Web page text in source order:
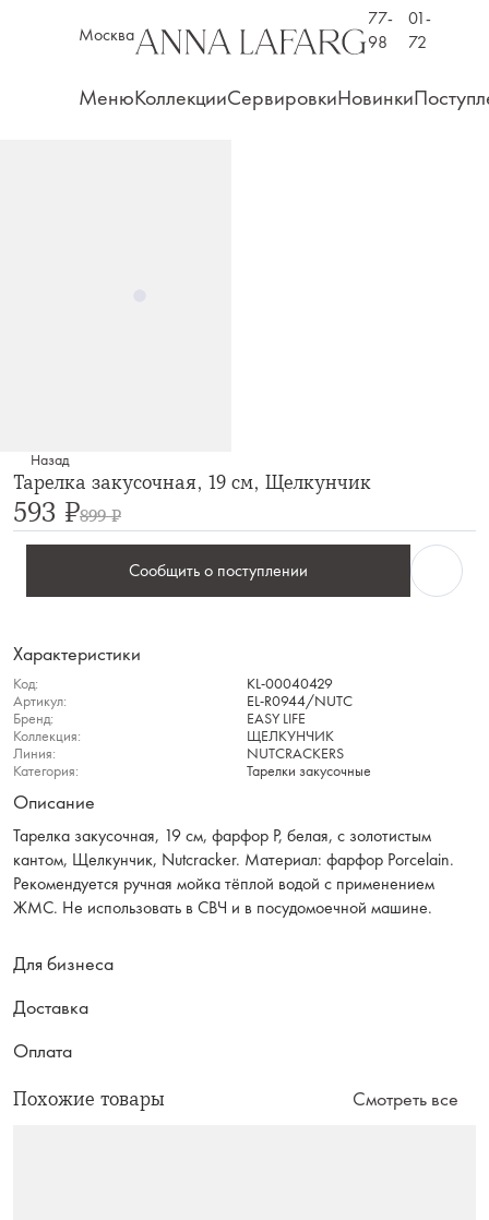
Москва
77-
98
01-
72
МенюКоллекцииСервировкиНовинки
Назад
Тарелка закусочная, 19 см, Щелкунчик
593 ₽899 ₽
Сообщить о поступлении
Характеристики
Код:
KL-00040429
Артикул:
EL-R0944/NUTC
Бренд:
EASY LIFE
Коллекция:
ЩЕЛКУНЧИК
Линия:
NUTCRACKERS
Категория:
Тарелки закусочные
Описание
Тарелка закусочная, 19 см, фарфор P, белая, с золотистым
кантом, Щелкунчик, Nutcracker. Материал: фарфор Рorcelain.
Рекомендуется ручная мойка тёплой водой с применением
ЖМС. Не использовать в СВЧ и в посудомоечной машине.
Для бизнеса
Доставка
Оплата
Похожие товары Смотреть все